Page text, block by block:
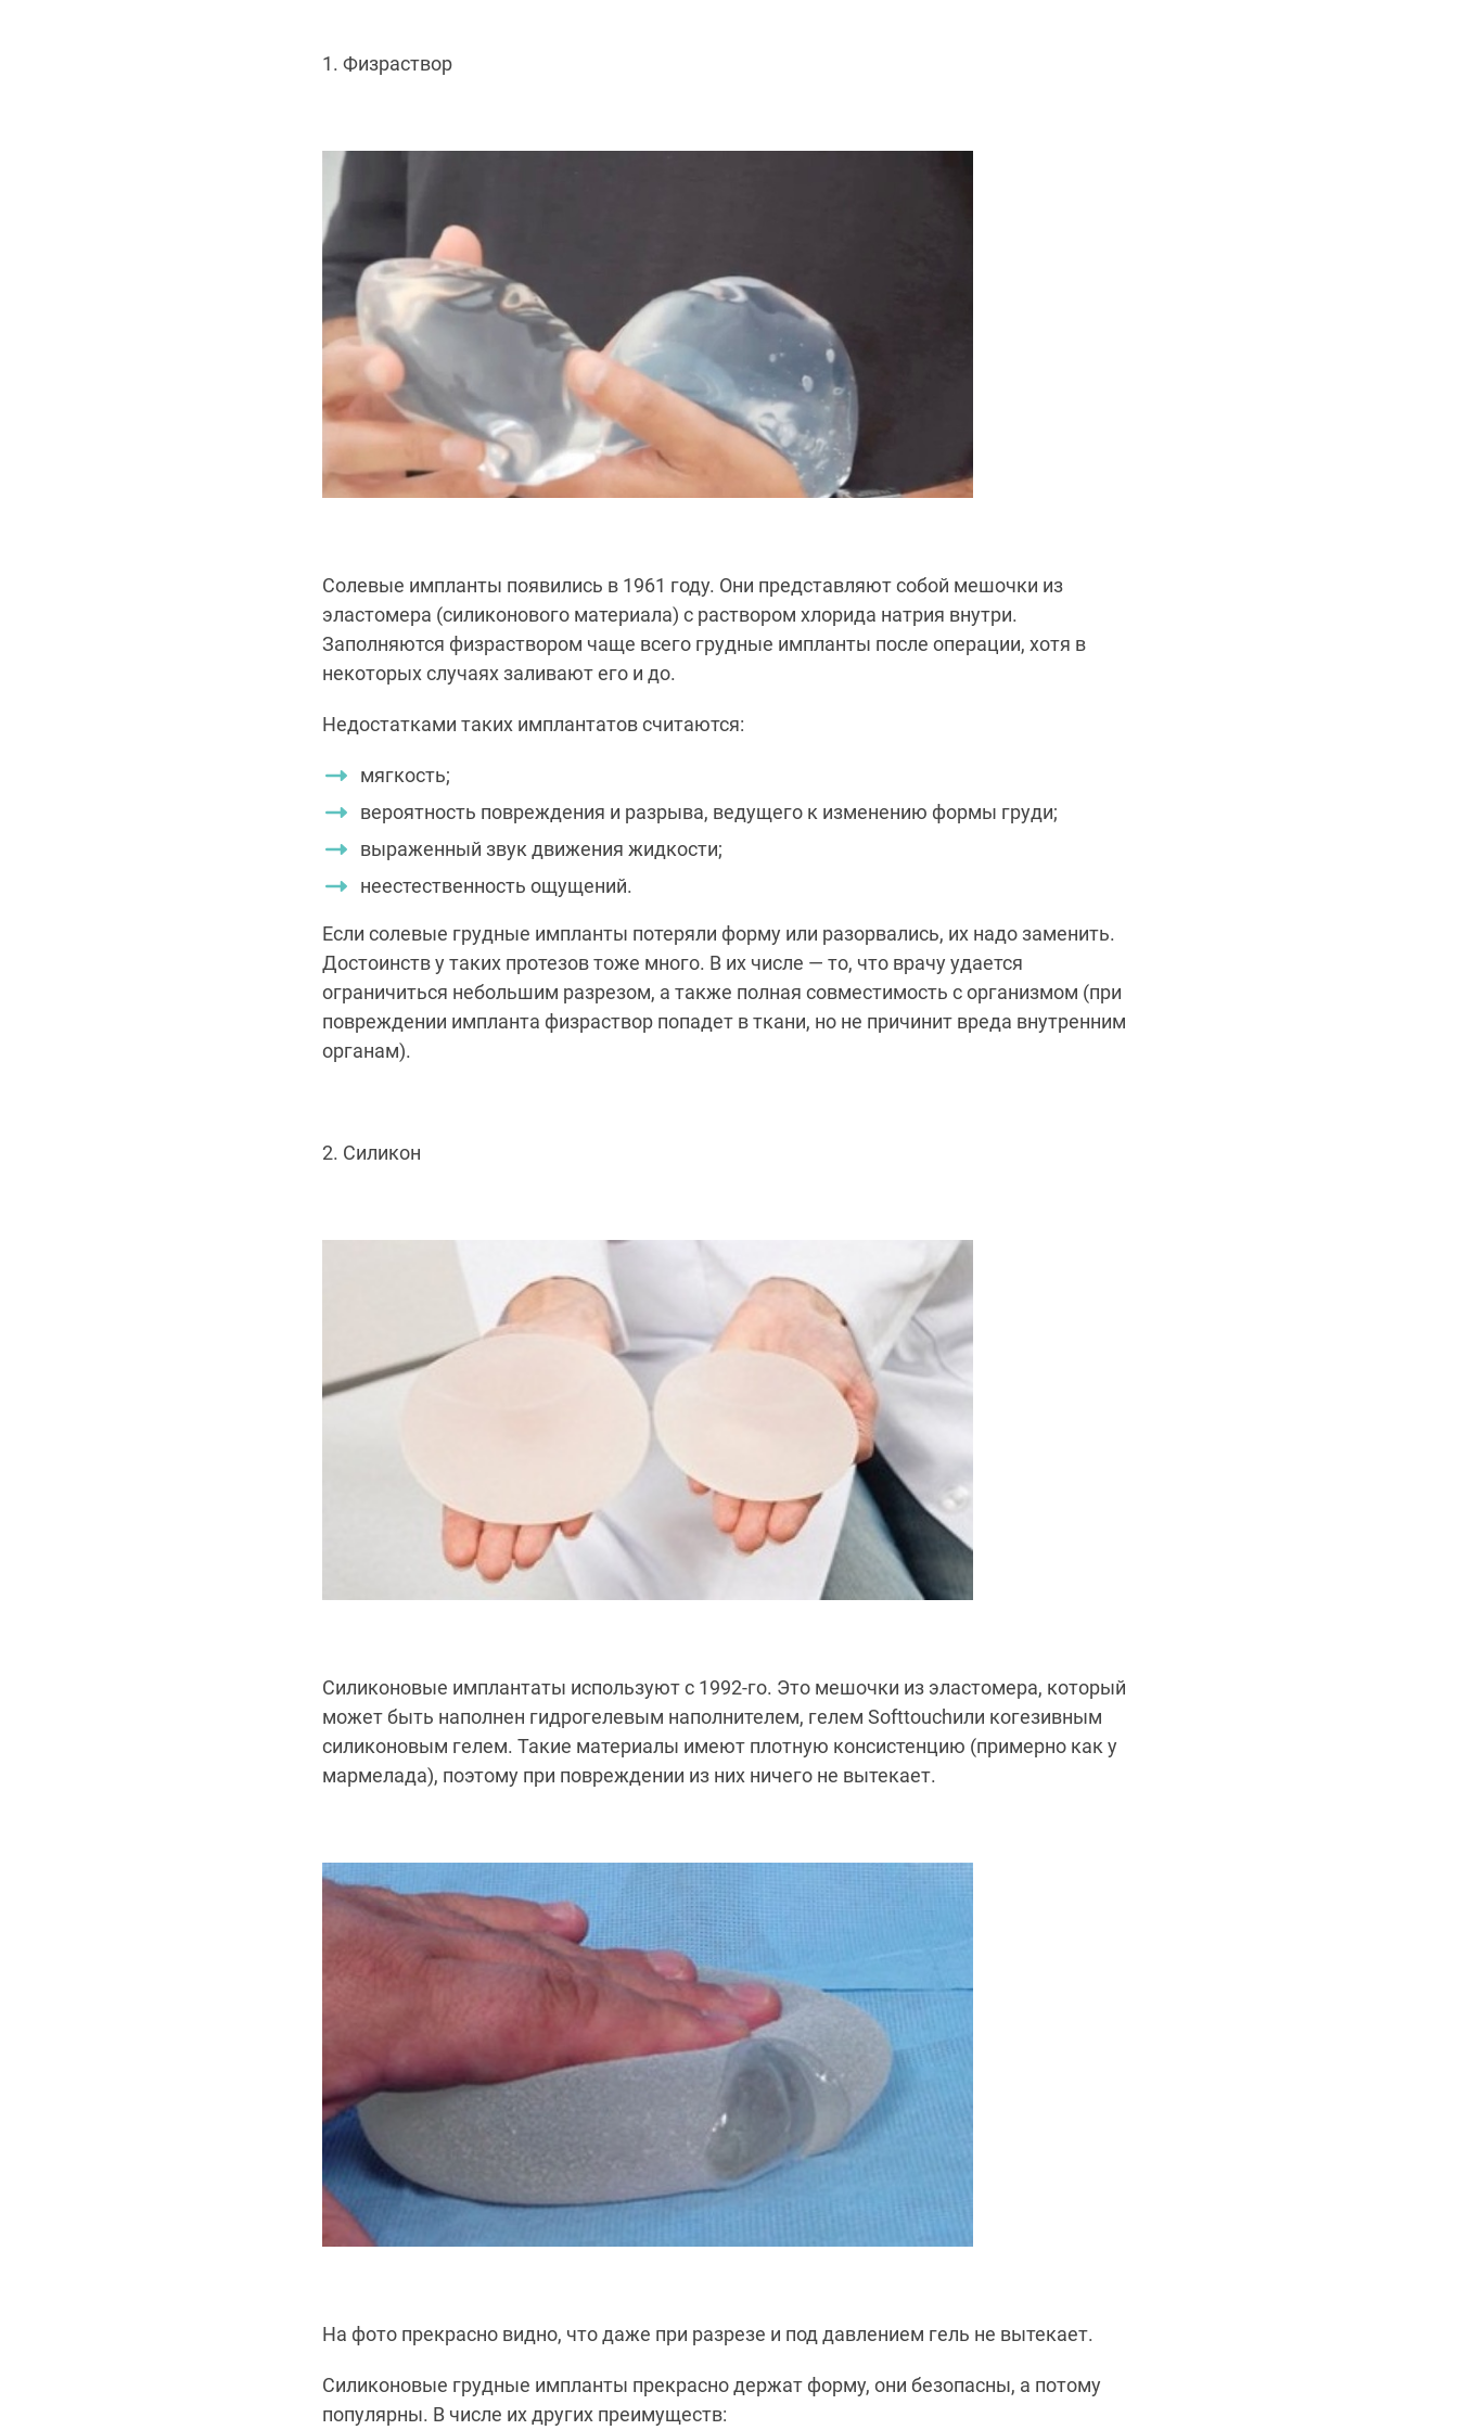
1. Физраствор
Солевые импланты появились в 1961 году. Они представляют собой мешочки из
эластомера (силиконового материала) с раствором хлорида натрия внутри.
Заполняются физраствором чаще всего грудные импланты после операции, хотя в
некоторых случаях заливают его и до.
Недостатками таких имплантатов считаются:
мягкость;
вероятность повреждения и разрыва, ведущего к изменению формы груди;
выраженный звук движения жидкости;
неестественность ощущений.
Если солевые грудные импланты потеряли форму или разорвались, их надо заменить.
Достоинств у таких протезов тоже много. В их числе — то, что врачу удается
ограничиться небольшим разрезом, а также полная совместимость с организмом (при
повреждении импланта физраствор попадет в ткани, но не причинит вреда внутренним
органам).
2. Силикон
Силиконовые имплантаты используют с 1992-го. Это мешочки из эластомера, который
может быть наполнен гидрогелевым наполнителем, гелем Softtouchили когезивным
силиконовым гелем. Такие материалы имеют плотную консистенцию (примерно как у
мармелада), поэтому при повреждении из них ничего не вытекает.
На фото прекрасно видно, что даже при разрезе и под давлением гель не вытекает.
Силиконовые грудные импланты прекрасно держат форму, они безопасны, а потому
популярны. В числе их других преимуществ: